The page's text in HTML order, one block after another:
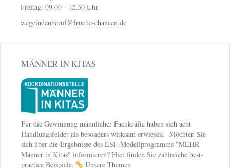
Freitag: 09.00 - 12.30 Uhr
wegeindenberuf@fruehe-chancen.de
MÄNNER IN KITAS
Für die Gewinnung männlicher Fachkräfte haben sich acht
Handlungsfelder als besonders wirksam erwiesen. Möchten Sie
sich über die Ergebnisse des ESF-Modellprogramms "MEHR
Männer in Kitas" informieren? Hier finden Sie zahlreiche best-
practice Beispiele:
Unsere Themen